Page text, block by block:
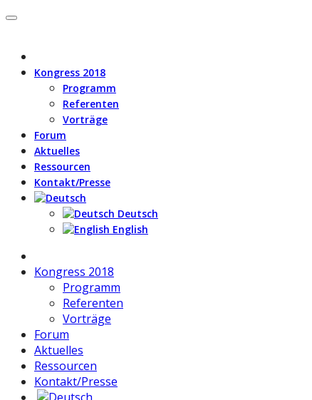
Kongress 2018
Programm
Referenten
Vorträge
Forum
Aktuelles
Ressourcen
Kontakt/Presse
Deutsch
English
Kongress 2018
Programm
Referenten
Vorträge
Forum
Aktuelles
Ressourcen
Kontakt/Presse